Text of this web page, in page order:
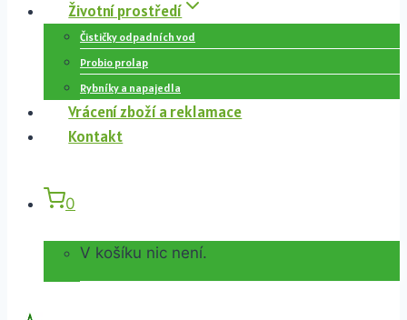
Životní prostředí
Čističky odpadních vod
Probio prolap
Rybníky a napajedla
Vrácení zboží a reklamace
Kontakt
0
V košíku nic není.